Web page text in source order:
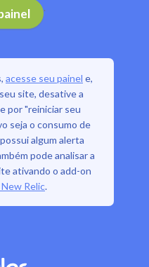
.
acesse seu painel e,
site, desative a
por "reiniciar seu
seja o consumo de
algum alerta
pode analisar a
ativando o add-on
Relic.